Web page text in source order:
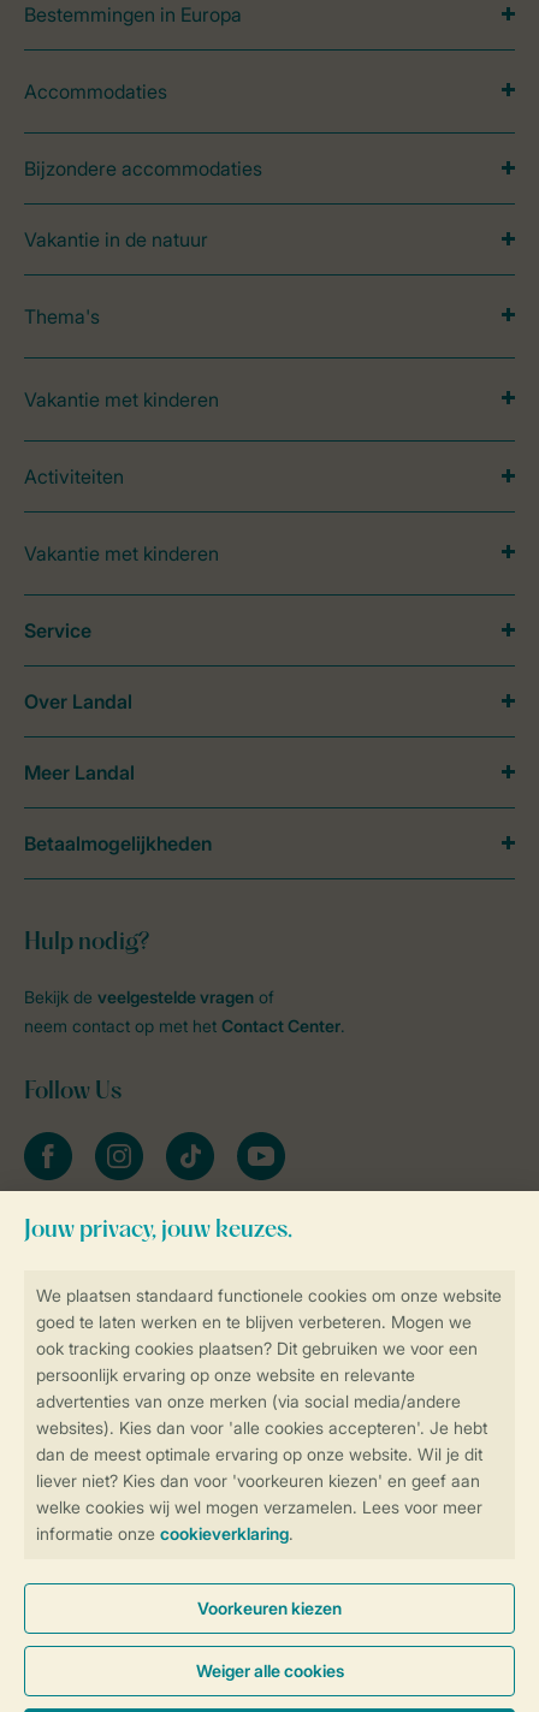
Controle over jouw gegevens &
Instellingen wijzigen
Veilig en snel online boeken
Veilige gegevensoverdracht
Veilige betaling
Bestemmingen in Europa
Accommodaties
Bijzondere accommodaties
Vakantie in de natuur
Thema's
Vakantie met kinderen
Activiteiten
Vakantie met kinderen
Hulp nodig?
Bekijk de veelgestelde vragen of
neem contact op met het Contact Center.
Follow Us
facebookinstagramtiktok youtube
Blijf op de hoogte
Service
Over Landal
Meer Landal
Betaalmogelijkheden